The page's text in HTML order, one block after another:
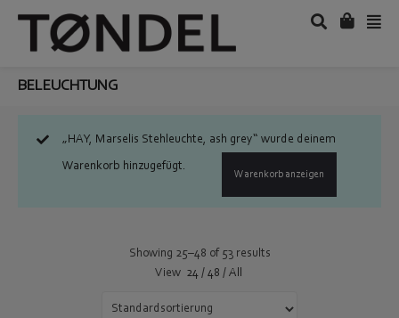
BELEUCHTUNG
„HAY, Marselis Stehleuchte, ash grey“ wurde deinem
Warenkorb hinzugefügt.
Warenkorb anzeigen
Showing 25–48 of 53 results
View 24 / 48 / All